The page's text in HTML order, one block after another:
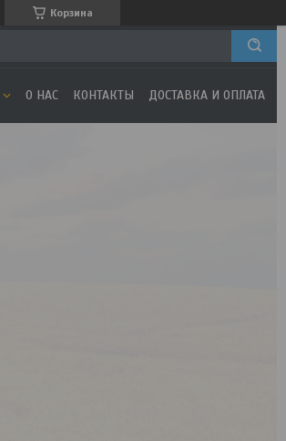
Корзина
О НАС КОНТАКТЫ ДОСТАВКА И ОПЛАТА